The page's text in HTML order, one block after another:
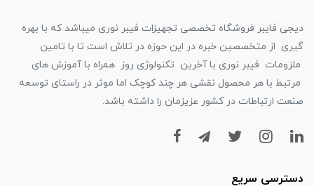
دیجی فایبر فروشگاه تخصصی تجهیزات فیبر نوری میباشد که با بهره
گیری از متخصصین خبره در این حوزه در تلاش است تا با تامین
ملزومات فیبر نوری با آخرین تکنولوژی روز همراه با آموزش های
مرتبط با هر محصول نقشی هر چند کوچک اما موثر در راستای توسعه
صنعت ارتباطات در کشور عزیزمان را داشته باشد.
دسترسی سریع